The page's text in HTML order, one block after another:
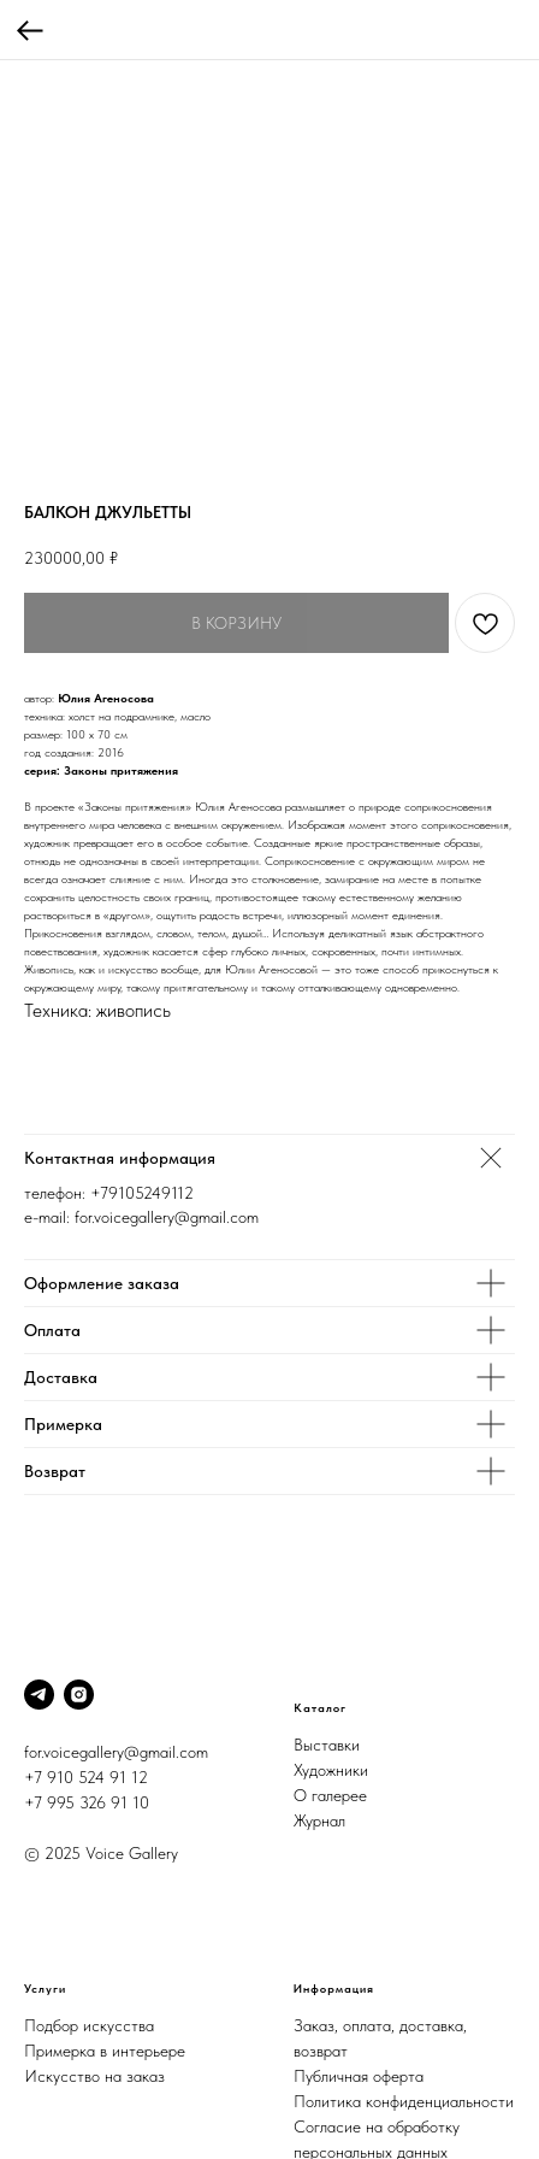
БАЛКОН ДЖУЛЬЕТТЫ
230000,00 ₽
В КОРЗИНУ
автор: Юлия Агеносова
техника: холст на подрамнике, масло
размер: 100 х 70 см
год создания: 2016
серия: Законы притяжения
В проекте «Законы притяжения» Юлия Агеносова размышляет о природе соприкосновения
внутреннего мира человека с внешним окружением. Изображая момент этого соприкосновения,
художник превращает его в особое событие. Созданные яркие пространственные образы,
отнюдь не однозначны в своей интерпретации. Соприкосновение с окружающим миром не
всегда означает слияние с ним. Иногда это столкновение, замирание на месте в попытке
сохранить целостность своих границ, противостоящее такому естественному желанию
раствориться в «другом», ощутить радость встречи, иллюзорный момент единения.
Прикосновения взглядом, словом, телом, душой… Используя деликатный язык абстрактного
повествования, художник касается сфер глубоко личных, сокровенных, почти интимных.
Живопись, как и искусство вообще, для Юлии Агеносовой — это тоже способ прикоснуться к
окружающему миру, такому притягательному и такому отталкивающему одновременно.
Техника: живопись
Контактная информация
телефон: +79105249112
e-mail: for.voicegallery@gmail.com
Оформление заказа
Оплата
Доставка
Примерка
Возврат
for.voicegallery@gmail.com
+7 910 524 91 12
+7 995 326 91 10
© 2025 Voice Gallery
Каталог
Выставки
Художники
О галерее
Журнал
Услуги
Подбор искусства
Примерка в интерьере
Искусство на заказ
Информация
Заказ, оплата, доставка,
возврат
Публичная оферта
Политика конфиденциальности
Согласие на обработку
персональных данных